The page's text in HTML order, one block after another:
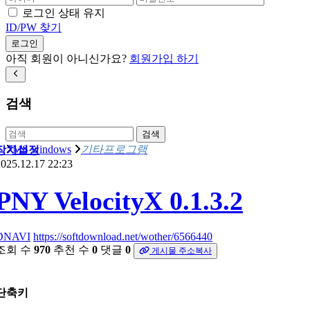
로그인 상태 유지
ID/PW 찾기
로그인
아직 회원이 아니신가요? 회원가입 하기
검색
검색
MS windows 기타프로그램
치설정
22:23
VelocityX 0.1.3.2
https://softdownload.net/wother/6566440
회 수 970 추천 수 0 댓글 0 게시물 주소복사
축키